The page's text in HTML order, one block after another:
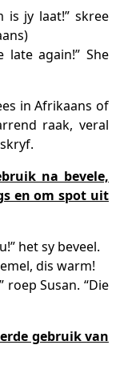
is jy laat!” skree
late again!” She
in Afrikaans of
raak, veral
na bevele,
en om spot uit
het sy beveel.
dis warm!
roep Susan. “Die
gebruik van